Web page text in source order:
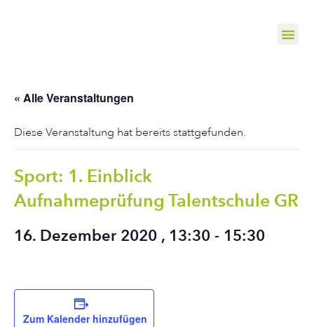
« Alle Veranstaltungen
Diese Veranstaltung hat bereits stattgefunden.
Sport: 1. Einblick
Aufnahmeprüfung Talentschule GR
16. Dezember 2020 , 13:30 - 15:30
Zum Kalender hinzufügen